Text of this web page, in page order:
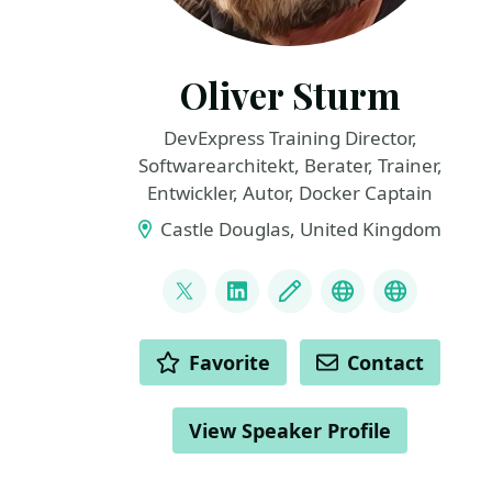
Oliver Sturm
DevExpress Training Director,
Softwarearchitekt, Berater, Trainer,
Entwickler, Autor, Docker Captain
Castle Douglas, United Kingdom
@oliversLinkedInBlog Mastodon
Bluesky
ACTIONS Favorite Contact
View Speaker Profile